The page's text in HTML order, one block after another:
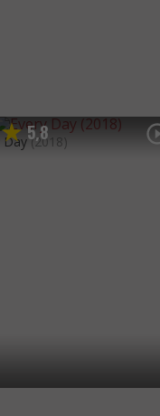
5,8
Day (2018)